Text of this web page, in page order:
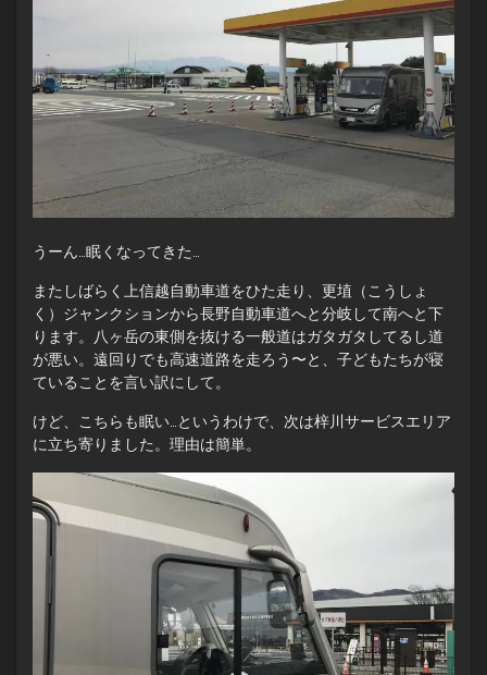
うーん…眠くなってきた…
またしばらく上信越自動車道をひた走り、更埴（こうしょ
く）ジャンクションから長野自動車道へと分岐して南へと下
ります。八ヶ岳の東側を抜ける一般道はガタガタしてるし道
が悪い。遠回りでも高速道路を走ろう〜と、子どもたちが寝
ていることを言い訳にして。
けど、こちらも眠い…というわけで、次は梓川サービスエリア
に立ち寄りました。理由は簡単。